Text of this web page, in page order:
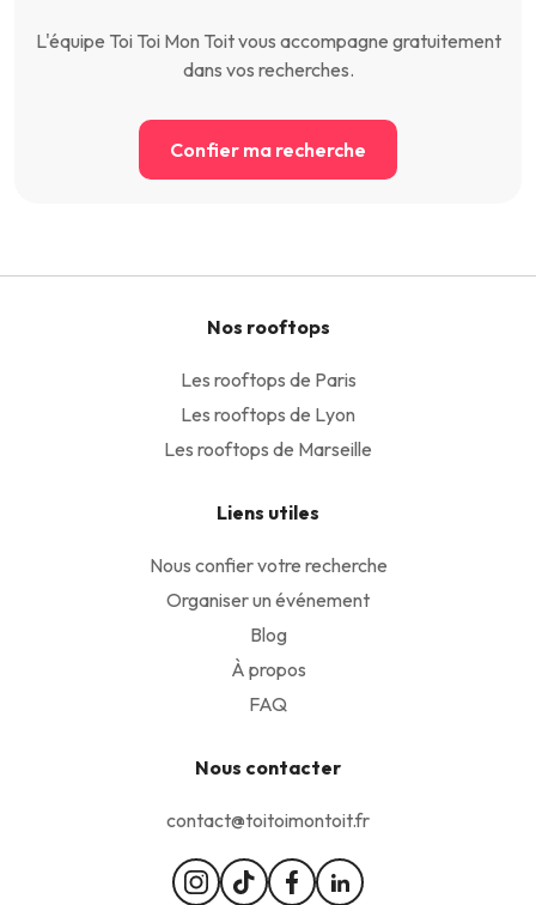
L'équipe Toi Toi Mon Toit vous accompagne gratuitement
dans vos recherches.
Confier ma recherche
Nos rooftops
Les rooftops de Paris
Les rooftops de Lyon
Les rooftops de Marseille
Liens utiles
Nous confier votre recherche
Organiser un événement
Blog
À propos
FAQ
Nous contacter
contact@toitoimontoit.fr